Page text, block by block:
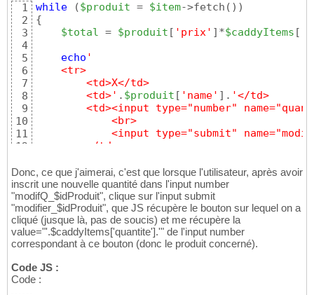
1
2
3
4
5
6
7
8
9
10
11
12
14
15
16
while ($produit = $item->fetch ( ) )
{
$total = $produit [ 'prix' ] *$caddyItems [
echo '
    <tr>
        <td>'
. $produit [ 'name' ] .
<td><input type="number"
            <br>
<input type="submit"
        <td>'
.$total .'</td>
    </tr>'
}
Donc, ce que j'aimerai, c'est que lorsque l'utilisateur, après avoir
inscrit une nouvelle quantité dans l'input number
"modifQ_$idProduit", clique sur l'input submit
"modifier_$idProduit", que JS récupère le bouton sur lequel on a
cliqué (jusque là, pas de soucis) et me récupère la
value="'.$caddyItems['quantite'].'" de l'input number
correspondant à ce bouton (donc le produit concerné).
Code JS :
Code :